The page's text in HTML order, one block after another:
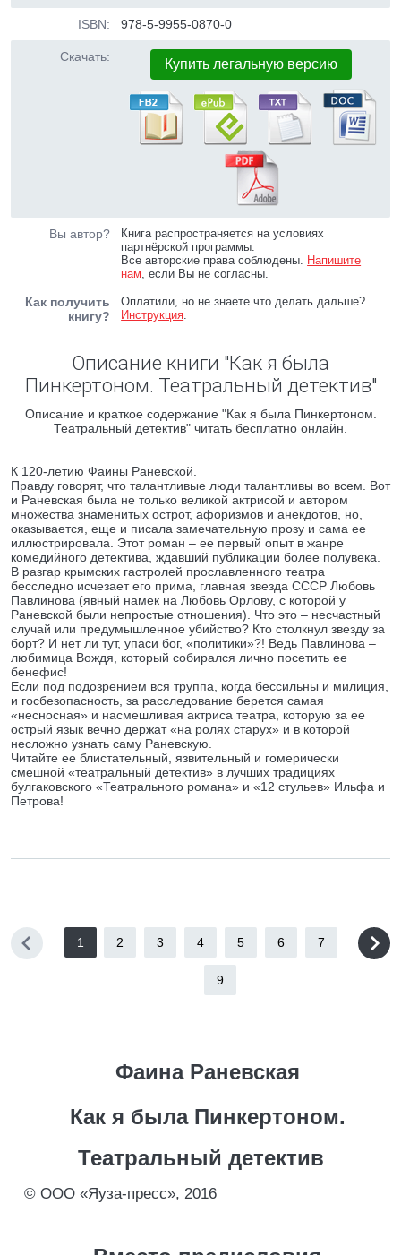
ISBN: 978-5-9955-0870-0
Скачать: Купить легальную версию
Вы автор?
Книга распространяется на условиях
партнёрской программы.
Все авторские права соблюдены. Напишите
нам, если Вы не согласны.
Как получить
книгу?
Оплатили, но не знаете что делать дальше?
Инструкция.
Описание книги "Как я была
Пинкертоном. Театральный детектив"
Описание и краткое содержание "Как я была Пинкертоном.
Театральный детектив" читать бесплатно онлайн.
К 120-летию Фаины Раневской.
Правду говорят, что талантливые люди талантливы во всем. Вот
и Раневская была не только великой актрисой и автором
множества знаменитых острот, афоризмов и анекдотов, но,
оказывается, еще и писала замечательную прозу и сама ее
иллюстрировала. Этот роман – ее первый опыт в жанре
комедийного детектива, ждавший публикации более полувека.
В разгар крымских гастролей прославленного театра
бесследно исчезает его прима, главная звезда СССР Любовь
Павлинова (явный намек на Любовь Орлову, с которой у
Раневской были непростые отношения). Что это – несчастный
случай или предумышленное убийство? Кто столкнул звезду за
борт? И нет ли тут, упаси бог, «политики»?! Ведь Павлинова –
любимица Вождя, который собирался лично посетить ее
бенефис!
Если под подозрением вся труппа, когда бессильны и милиция,
и госбезопасность, за расследование берется самая
«несносная» и насмешливая актриса театра, которую за ее
острый язык вечно держат «на ролях старух» и в которой
несложно узнать саму Раневскую.
Читайте ее блистательный, язвительный и гомерически
смешной «театральный детектив» в лучших традициях
булгаковского «Театрального романа» и «12 стульев» Ильфа и
Петрова!
1 2 3 4 5 6 7
9
Фаина Раневская
Как я была Пинкертоном.
Театральный детектив
© ООО «Яуза-пресс», 2016